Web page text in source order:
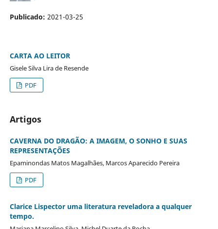
Publicado: 2021-03-25
CARTA AO LEITOR
Gisele Silva Lira de Resende
PDF
Artigos
CAVERNA DO DRAGÃO: A IMAGEM, O SONHO E SUAS
REPRESENTAÇÕES
Epaminondas Matos Magalhães, Marcos Aparecido Pereira
PDF
Clarice Lispector uma literatura reveladora a qualquer
tempo.